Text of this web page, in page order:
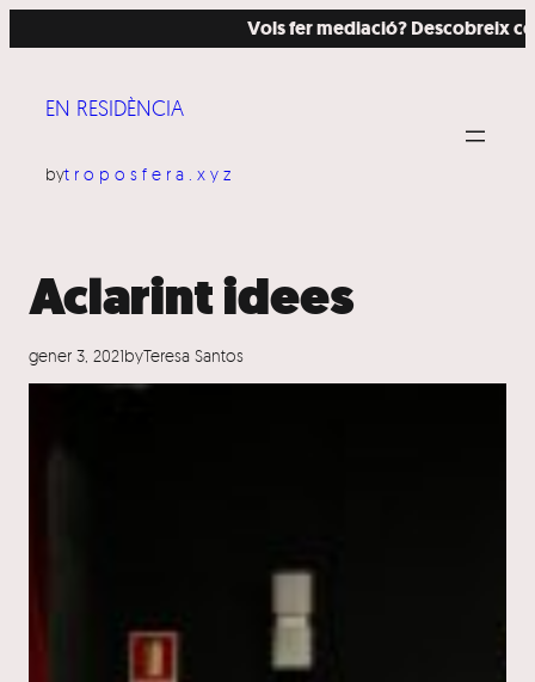
al
Vols fer mediació? Descobreix com
EN RESIDÈNCIA
bytroposfera.xyz
Aclarint idees
gener 3, 2021byTeresa Santos